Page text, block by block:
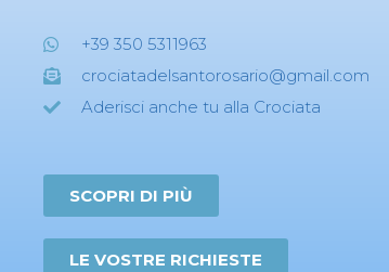
+39 350 5311963
crociatadelsantorosario@gmail.com
Aderisci anche tu alla Crociata
SCOPRI DI PIÙ
LE VOSTRE RICHIESTE